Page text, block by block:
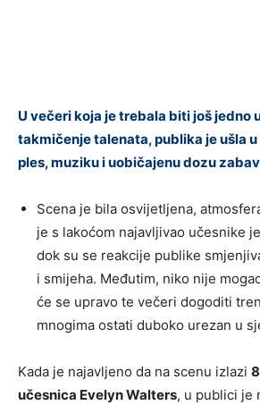
U večeri koja je trebala biti još jedno
takmičenje talenata, publika je ušla
ples, muziku i uobičajenu dozu
Scena je bila osvijetljena,
je s lakoćom najavljivao učesnike
dok su se reakcije publike
i smijeha. Međutim, niko nije
će se upravo te večeri dogoditi
mnogima ostati duboko urezan u
Kada je najavljeno da na scenu izlazi
učesnica Evelyn Walters, u publici je